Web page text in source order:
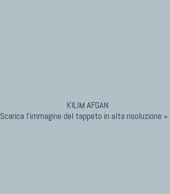
Scarica l'immagine del tappeto in alta risoluzione »